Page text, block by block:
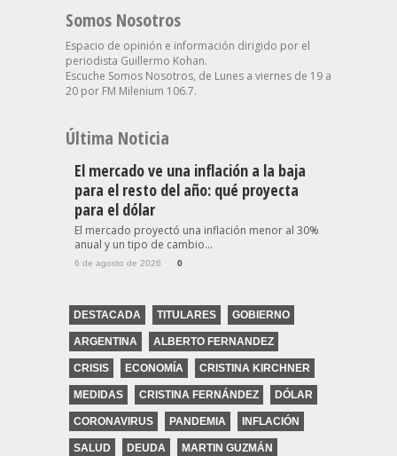
Somos Nosotros
Espacio de opinión e información dirigido por el
periodista Guillermo Kohan.
Escuche Somos Nosotros, de Lunes a viernes de 19 a
20 por FM Milenium 106.7.
Última Noticia
El mercado ve una inflación a la baja
para el resto del año: qué proyecta
para el dólar
El mercado proyectó una inflación menor al 30%
anual y un tipo de cambio...
6 de agosto de 2026 0
DESTACADA TITULARES GOBIERNO
ARGENTINA ALBERTO FERNANDEZ
CRISIS ECONOMÍA CRISTINA KIRCHNER
MEDIDAS CRISTINA FERNÁNDEZ DÓLAR
CORONAVIRUS PANDEMIA INFLACIÓN
SALUD DEUDA MARTIN GUZMÁN